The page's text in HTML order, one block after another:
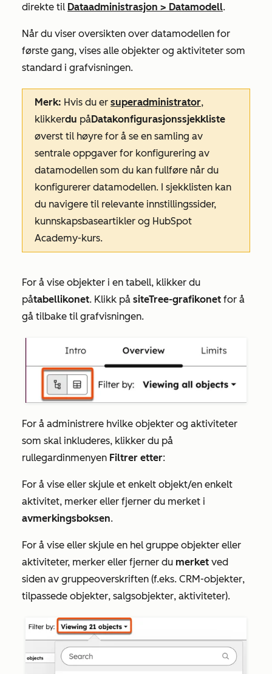
direkte til Dataadministrasjon > Datamodell.
Når du viser oversikten over datamodellen for
første gang, vises alle objekter og aktiviteter som
standard i grafvisningen.
Merk: Hvis du er superadministrator,
klikkerdu påDatakonfigurasjonssjekkliste
øverst til høyre for å se en samling av
sentrale oppgaver for konfigurering av
datamodellen som du kan fullføre når du
konfigurerer datamodellen. I sjekklisten kan
du navigere til relevante innstillingssider,
kunnskapsbaseartikler og HubSpot
Academy-kurs.
For å vise objekter i en tabell, klikker du
påtabellikonet. Klikk på siteTree-grafikonet for å
gå tilbake til grafvisningen.
For å administrere hvilke objekter og aktiviteter
som skal inkluderes, klikker du på
rullegardinmenyen Filtrer etter:
For å vise eller skjule et enkelt objekt/en enkelt
aktivitet, merker eller fjerner du merket i
avmerkingsboksen.
For å vise eller skjule en hel gruppe objekter eller
aktiviteter, merker eller fjerner du merket ved
siden av gruppeoverskriften (f.eks. CRM-objekter,
tilpassede objekter, salgsobjekter, aktiviteter).